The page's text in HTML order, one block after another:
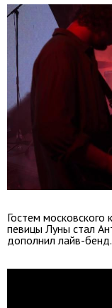
Гостем московского
певицы Луны стал
дополнил лайв-бенд.